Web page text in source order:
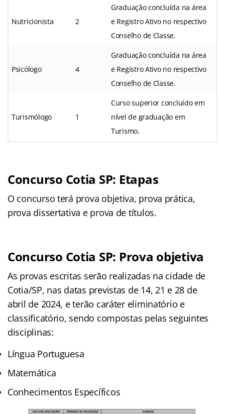
Nutricionista 2
Graduação concluída na área
e Registro Ativo no respectivo
Conselho de Classe.
Psicólogo 4
Graduação concluída na área
e Registro Ativo no respectivo
Conselho de Classe.
Turismólogo 1
Curso superior concluído em
nível de graduação em
Turismo.
Concurso Cotia SP: Etapas
O concurso terá prova objetiva, prova prática,
prova dissertativa e prova de títulos.
Concurso Cotia SP: Prova objetiva
As provas escritas serão realizadas na cidade de
Cotia/SP, nas datas previstas de 14, 21 e 28 de
abril de 2024, e terão caráter eliminatório e
classificatório, sendo compostas pelas seguintes
disciplinas:
Língua Portuguesa
Matemática
Conhecimentos Específicos